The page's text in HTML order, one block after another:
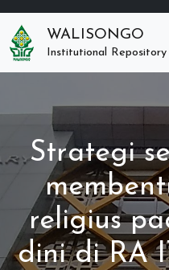
WALISONGO
Institutional Repository
Strategi
religius
dini di RA